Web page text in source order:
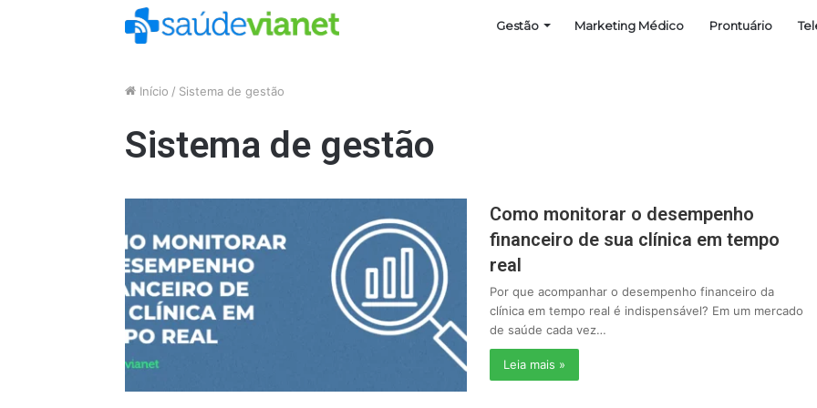
Gestão Marketing Médico Prontuário
Início / Sistema de gestão
Sistema de gestão
Como monitorar o desempenho
financeiro de sua clínica em tempo
real
Por que acompanhar o desempenho financeiro da
clínica em tempo real é indispensável? Em um mercado
de saúde cada vez…
Leia mais »